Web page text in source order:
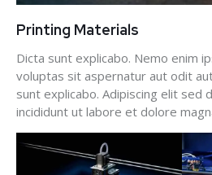
Printing Materials
Dicta sunt explicabo. Nemo enim
voluptas sit aspernatur aut odit
sunt explicabo. Adipiscing elit sed
incididunt ut labore et dolore